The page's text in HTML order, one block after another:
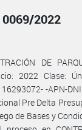
2022
DE
2022 Clase:
-APN-
Pre Delta
de Bases y